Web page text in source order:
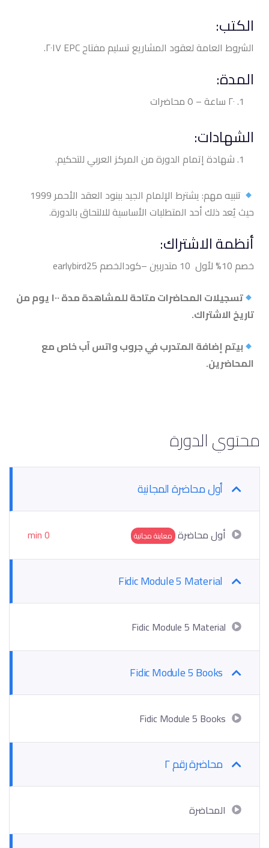
الكتب:
الشروط العامة لعقود المشاريع تسليم مفتاح EPC ٢٠١٧.
المدة:
٢٠ ساعة – ٥ محاضرات
الشهادات:
شهادة إتمام الدورة من المركز العربي للتحكيم.
تنبيه مهم: يشترط الإلمام الجيد ببنود العقد الأحمر 1999
حيث يُعد ذلك أحد المتطلبات الأساسية للالتحاق بالدورة.
أنظمة الاشتراك:
خصم 10% لأول 10 متدربين –كودالخصم earlybird25
تسجيلات المحاضرات متاحة للمشاهدة مدة ١٠٠ يوم من
تاريخ الاشتراك.
بيتم إضافة المتدرب في جروب واتس آب خاص مع
المحاضرين.
محتوي الدورة
أول محاضرة المجانية
أول محاضرة معاينة مجانية 0 min
Fidic Module 5 Material
Fidic Module 5 Material
Fidic Module 5 Books
Fidic Module 5 Books
محاضرة رقم ٢
المحاضرة